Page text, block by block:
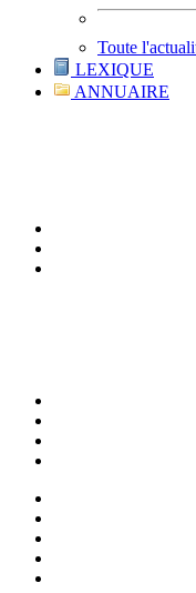
Toute
LEXIQUE
ANNUAIRE